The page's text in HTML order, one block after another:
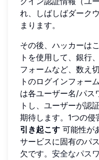
れ、しばしばダーク
まります。
その後、ハッカーは
トを使用して、銀行
フォームなど、数え
トのログインフォー
は各ユーザー名/パス
トし、ユーザーが認
期待します。1つの侵
引き起こす 可能性が
サービスに固有のパ
欠です。 安全なパス